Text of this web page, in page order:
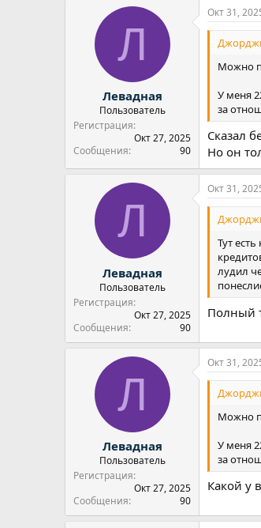
Л
Левадная
Пользователь
Регистрация
Окт 27, 2025
Сообщения
90
Окт 31,
Можно
У меня
за
Сказал
Но он
Л
Левадная
Пользователь
Регистрация
Окт 27, 2025
Сообщения
90
Окт 31,
Тут
лудил
Полный
Л
Левадная
Пользователь
Регистрация
Окт 27, 2025
Сообщения
90
Окт 31,
Можно
У меня
за
Какой у